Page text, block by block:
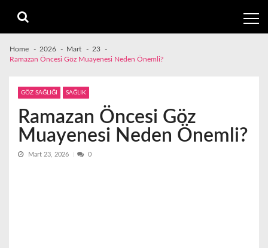
navigation
content
Home 2026 Mart
23
Ramazan Öncesi Göz Muayenesi Neden Önemli?
GÖZ SAĞLIĞI SAĞLIK
Ramazan Öncesi Göz
Muayenesi Neden Önemli?
Mart 23, 2026 0